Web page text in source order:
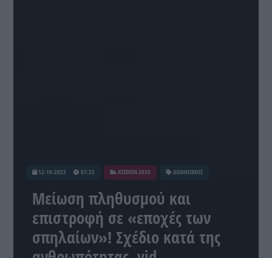
12-10-2023 07:25 ATZENTA 2030 ΔΙΕΘΝΙΣΜΟΣ
Μείωση πληθυσμού και
επιστροφή σε «εποχές των
σπηλαίων»! Σχέδιο κατά της